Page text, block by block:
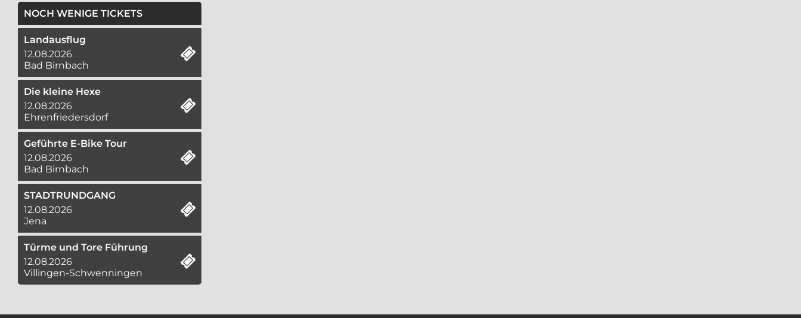
NOCH WENIGE TICKETS
Landausflug
12.08.2026
Bad Birnbach
Die kleine Hexe
12.08.2026
Ehrenfriedersdorf
Geführte E-Bike Tour
12.08.2026
Bad Birnbach
STADTRUNDGANG
12.08.2026
Jena
Türme und Tore Führung
12.08.2026
Villingen-Schwenningen